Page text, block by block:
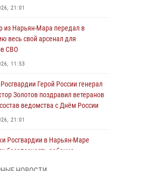
21:01
из Нарьян-Мара передал в
весь свой арсенал для
СВО
11:53
Герой России генерал
Золотов поздравил ветеранов
ведомства с Днём России
21:01
Росгвардии в Нарьян-Маре
безопасность ребенка,